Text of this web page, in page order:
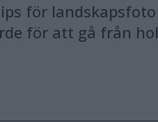
för
för att gå från